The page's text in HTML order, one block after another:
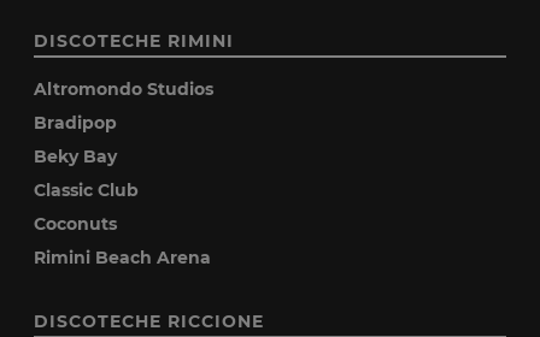
DISCOTECHE RIMINI
Altromondo Studios
Bradipop
Beky Bay
Classic Club
Coconuts
Rimini Beach Arena
DISCOTECHE RICCIONE